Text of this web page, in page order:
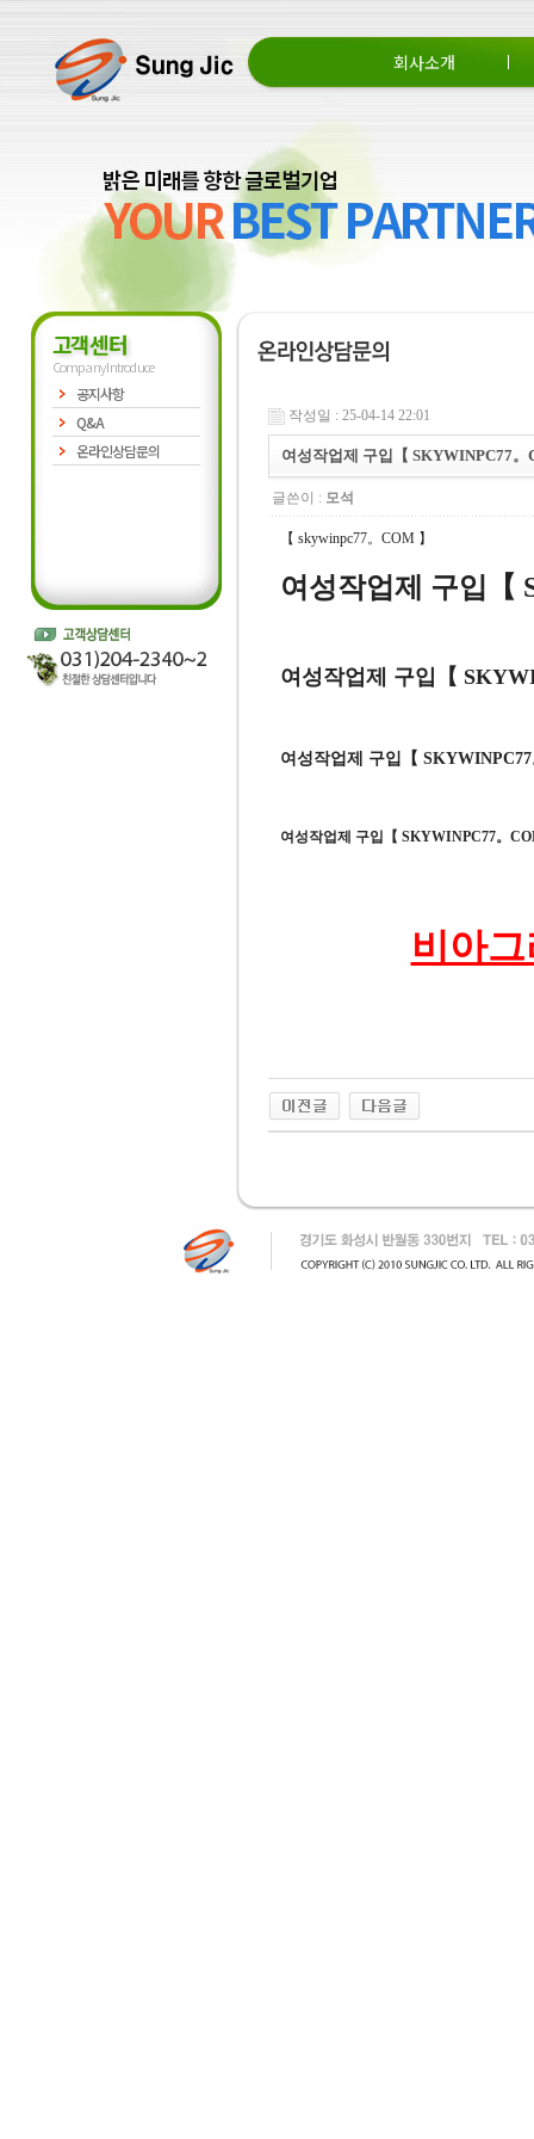
회사소개
고객센터
Company Introduce
공지사항
Q&A
온라인상담문의
작성일 : 25-04-14 22:01
여성작업제 구입【 SKYWINPC77
글쓴이 : 모석
【 skywinpc77。COM 】
여성작업제 구입【
여성작업제 구입【
여성작업제 구입【
여성작업제 구입【 SKYWINPC77。
비아